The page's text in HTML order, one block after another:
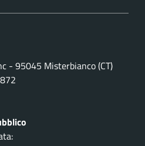
- 95045 Misterbianco (CT)